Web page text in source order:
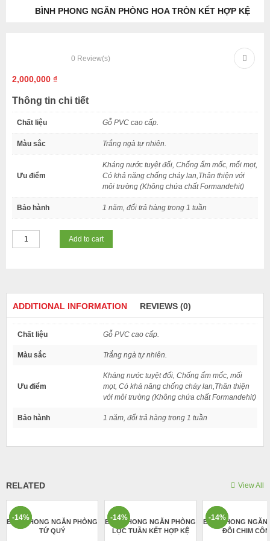
BÌNH PHONG NGĂN PHÒNG HOA TRÒN KẾT HỢP KỆ
0 Review(s)
2,000,000 ₫
Thông tin chi tiết
Chất liệu Gỗ PVC cao cấp.
Màu sắc Trắng ngà tự nhiên.
Ưu điểm
Kháng nước tuyệt đối, Chống ẩm mốc, mối mọt,
Có khả năng chống cháy lan,Thân thiện với
môi trường (Không chứa chất Formandehit)
Bảo hành 1 năm, đổi trả hàng trong 1 tuần
Add to cart
ADDITIONAL INFORMATION REVIEWS (0)
Chất liệu Gỗ PVC cao cấp.
Màu sắc Trắng ngà tự nhiên.
Ưu điểm
Kháng nước tuyệt đối, Chống ẩm mốc, mối
mọt, Có khả năng chống cháy lan,Thân thiện
với môi trường (Không chứa chất Formandehit)
Bảo hành 1 năm, đổi trả hàng trong 1 tuần
There are no reviews yet.
Email của bạn sẽ không được hiển thị công khai.
Các trường bắt buộc
Your rating
Your review*
RELATED View All
-14%
-14%
BÌNH PHONG NGĂN PHÒNG
TỨ QUÝ
-14%
-14%
BÌNH PHONG NGĂN PHÒNG
LỘC TUẦN KẾT HỢP KỆ
-14%
-14%
BÌNH PHONG NGĂN
ĐÔI CHIM